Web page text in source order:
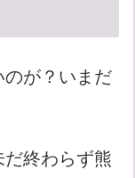
が？いまだ
終わらず熊